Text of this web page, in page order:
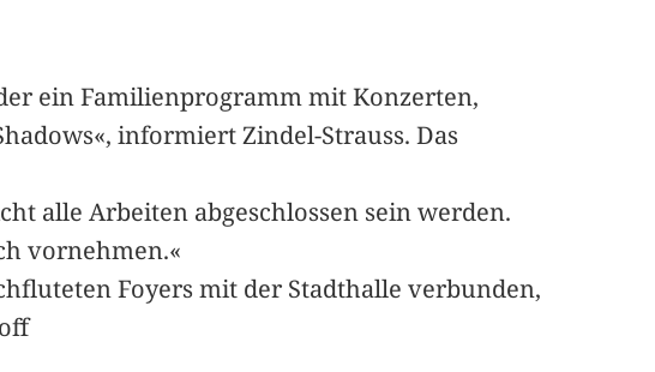
ein Familienprogramm mit Konzerten,
informiert Zindel-Strauss. Das
alle Arbeiten abgeschlossen sein werden.
vornehmen.«
Foyers mit der Stadthalle verbunden,